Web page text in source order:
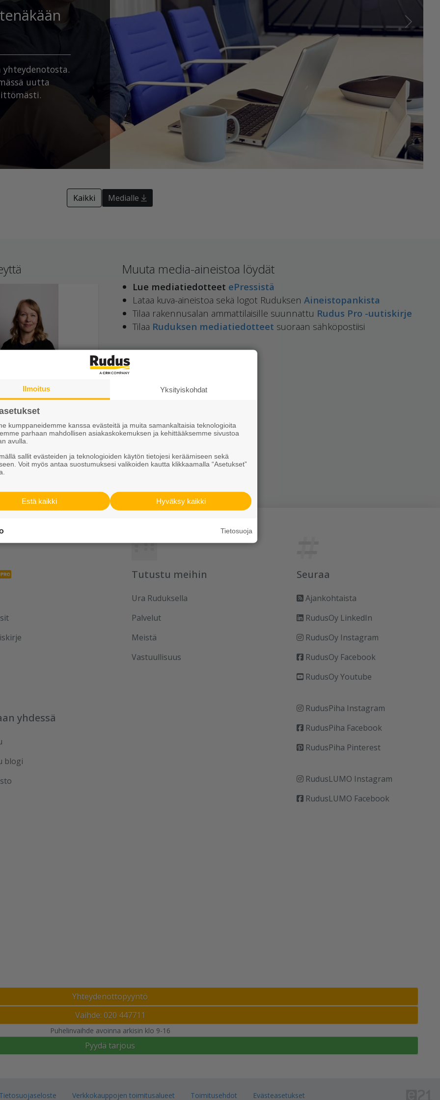
yhteydenotosta.
uutta
Kaikki Medialle
markkinoinnin ja
asiantuntija
447 7391
Rudus Oy
Muuta media-aineistoa löydät
Lue mediatiedotteet ePressistä
Lataa kuva-aineistoa sekä logot RuduksenAineistopankista
Tilaa rakennusalan ammattilaisille suunnattu Rudus Pro -uutiskirje
Tilaa Ruduksen mediatiedotteet suoraan sähköpostiisi
yhdessä
blogi
Tutustu meihin
Ura Ruduksella
Palvelut
Meistä
Vastuullisuus
Seuraa
Ajankohtaista
RudusOy LinkedIn
RudusOy Instagram
RudusOy Facebook
RudusOy Youtube
RudusPiha Instagram
RudusPiha Facebook
RudusPiha Pinterest
RudusLUMO Instagram
RudusLUMO Facebook
Yhteydenottopyyntö
Vaihde: 020 447711
Puhelinvaihde avoinna arkisin klo 9-16
Pyydä tarjous
Tietosuojaseloste Verkkokauppojen toimitusalueet Toimitusehdot Evästeasetukset
Ilmoitus Yksityiskohdat
kumppaneidemme kanssa evästeitä ja muita samankaltaisia teknologioita
parhaan mahdollisen asiakaskokemuksen ja kehittääksemme sivustoa
avulla.
sallit evästeiden ja teknologioiden käytön tietojesi keräämiseen sekä
Voit myös antaa suostumuksesi valikoiden kautta klikkaamalla “Asetukset”
Hyväksy kaikki
Estä kaikki
Tietosuoja